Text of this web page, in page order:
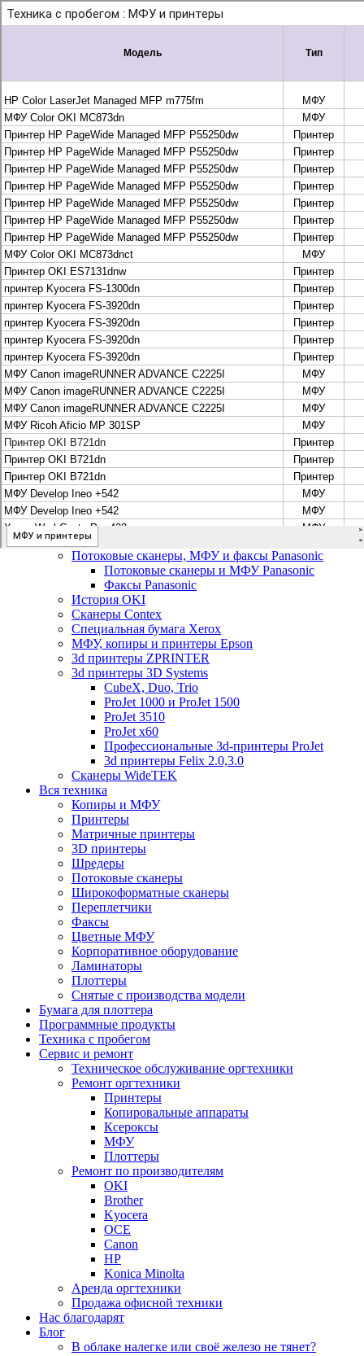
Рассчитать и заказать
Рассчитать и заказать
О компании
История Леком
Производители
Леком
Pantum
UTINET
G&G
ГК “Катюша”
Высокопроизводительные копиры DEVELOP
МФУ, копиры и принтеры KYOCERA
Принтеры и МФУ и факсы Brother
Плоттеры и МФУ Oce
Плоттеры и МФУ Oce
Цифровые системы Oce VarioPrint DP Line
МФУ, сканеры, плоттеры и принтеры Canon
Плоттеры Canon
Принтеры и МФУ Canon
Сканеры Canon
Распродажа картриджей Canon
МФУ, сканеры, плоттеры и принтеры HP
Принтеры и МФУ HP
Плоттеры hp
МФУ, копиры и принтеры OKI
МФУ, копиры и принтеры RICOH
Ремонт и продажа копировальных аппаратов
Infotec
Потоковые сканеры, МФУ и факсы Panasonic
Потоковые сканеры и МФУ Panasonic
Факсы Panasonic
История OKI
Сканеры Contex
Специальная бумага Xerox
МФУ, копиры и принтеры Epson
3d принтеры ZPRINTER
3d принтеры 3D Systems
CubeX, Duo, Trio
ProJet 1000 и ProJet 1500
ProJet 3510
ProJet x60
Профессиональные 3d-принтеры ProJet
3d принтеры Felix 2.0,3.0
Сканеры WideTEK
Вся техника
Копиры и МФУ
Принтеры
Матричные принтеры
3D принтеры
Шредеры
Потоковые сканеры
Широкоформатные сканеры
Переплетчики
Факсы
Цветные МФУ
Корпоративное оборудование
Ламинаторы
Плоттеры
Снятые с производства модели
Бумага для плоттера
Программные продукты
Техника с пробегом
Сервис и ремонт
Техническое обслуживание оргтехники
Ремонт оргтехники
Принтеры
Копировальные аппараты
Ксероксы
МФУ
Плоттеры
Ремонт по производителям
OKI
Brother
Kyocera
OCE
Canon
HP
Konica Minolta
Аренда оргтехники
Продажа офисной техники
Нас благодарят
Блог
В облаке налегке или своё железо не тянет?